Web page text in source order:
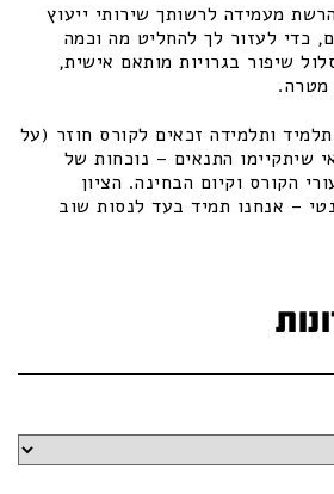
הרשת מעמידה לרשותך שירותי ייעוץ
כדי לעזור לך להחליט מה וכמה
שיפור בגרויות מותאם אישית,
מטרה.
ותלמידה זכאים לקורס חוזר (על
שיתקיימו התנאים – נוכחות של
בשיעורי הקורס וקיום הבחינה. הציון
– אנחנו תמיד בעד לנסות שוב